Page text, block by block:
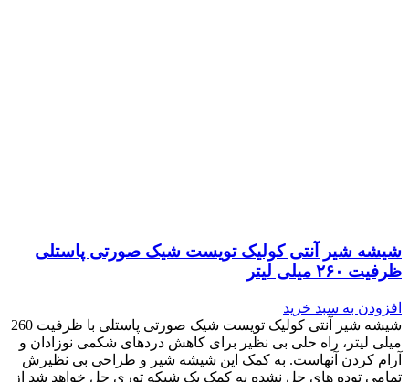
شیشه شیر آنتی کولیک تویست شیک صورتی پاستلی
ظرفیت ۲۶۰ میلی لیتر
افزودن به سبد خرید
شیشه شیر آنتی کولیک تویست شیک صورتی پاستلی با ظرفیت 260
میلی لیتر، راه حلی بی نظیر برای کاهش دردهای شکمی نوزادان و
آرام کردن آنهاست. به کمک این شیشه شیر و طراحی بی نظیرش
تمامی توده های حل نشده به کمک یک شبکه توری حل خواهد شد از